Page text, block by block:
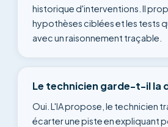
historique d'interventions. Il
hypothèses ciblées et les tests
avec un raisonnement traçable.
Le technicien garde-t-il la
Oui. L'IA propose, le technicien
écarter une piste en expliquant